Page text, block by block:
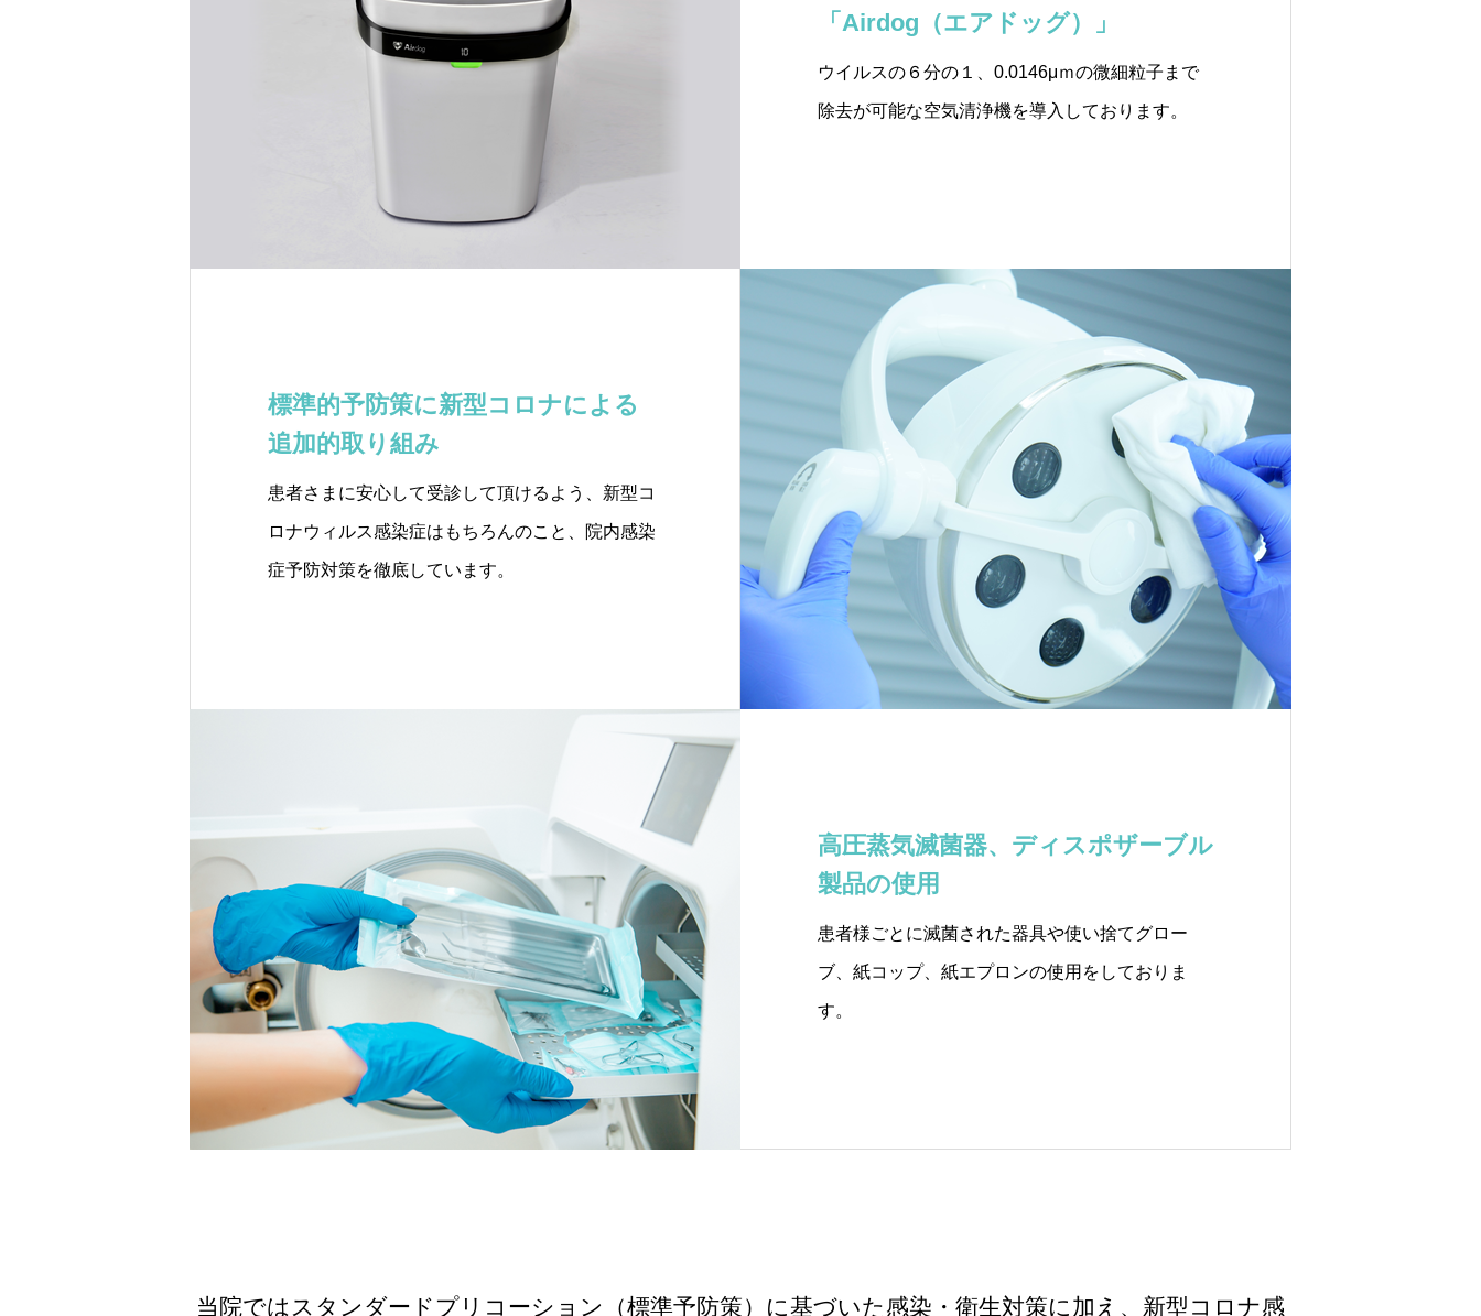
「Airdog（エアドッグ）」
ウイルスの６分の１、0.0146μｍの微細粒⼦まで
除去が可能な空気清浄機を導⼊しております。
標準的予防策に新型コロナによる
追加的取り組み
患者さまに安心して受診して頂けるよう、新型コ
ロナウィルス感染症はもちろんのこと、院内感染
症予防対策を徹底しています。
高圧蒸気滅菌器、ディスポザーブル
製品の使用
患者様ごとに滅菌された器具や使い捨てグロー
ブ、紙コップ、紙エプロンの使用をしておりま
す。
当院ではスタンダードプリコーション（標準予防策）に基づいた感染・衛生対策に加え、新型コロナ感